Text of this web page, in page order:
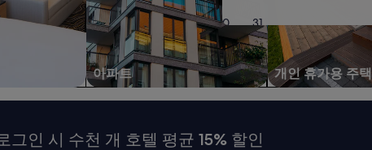
30 31
아파트 개인 휴가용 주택
그인 시 수천 개 호텔 평균 15% 할인